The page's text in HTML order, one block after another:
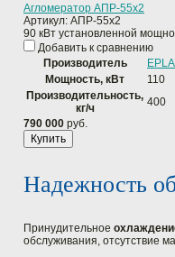
Агломератор АПР-55x2
Артикул: АПР-55x2
90 кВт установленной
Добавить к сравнению
Производитель
Мощность, кВт
110
Производительность,
кг/ч
400
790 000 руб.
Купить
Надежность
Принудительное
обслуживания, отсутствие